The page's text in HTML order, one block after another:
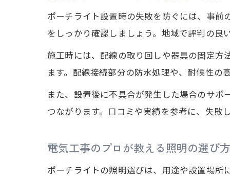
ポーチライト設置時の失敗を防ぐには、事
をしっかり確認しましょう。地域で評判の良
施工時には、配線の取り回しや器具の固定方
ます。配線接続部分の防水処理や、耐候性の
また、設置後に不具合が発生した場合のサ
つながります。口コミや実績を参考に、失敗
電気工事のプロが教える照明の選び方
ポーチライトの照明選びは、用途や設置場所